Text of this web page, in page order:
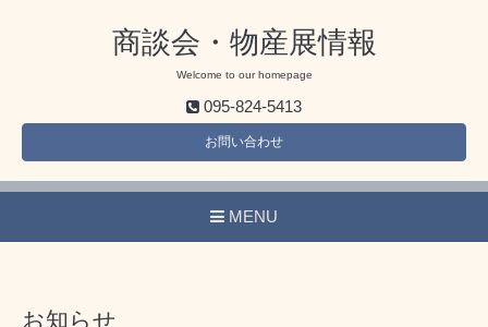
商談会・物産展情報
Welcome to our homepage
095-824-5413
お問い合わせ
MENU
お知らせ